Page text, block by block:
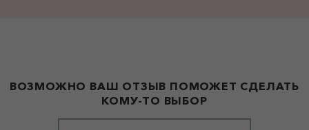
ВОЗМОЖНО ВАШ ОТЗЫВ ПОМОЖЕТ СДЕЛАТЬ
КОМУ-ТО ВЫБОР